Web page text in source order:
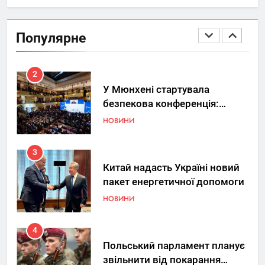
Популярне
вдосконалювати Patriot,
передаючи дані про удари РФ
2
У Мюнхені стартувала
безпекова конференція:
Україна знову у фокусі світу
НОВИНИ
3
Китай надасть Україні новий
пакет енергетичної допомоги
НОВИНИ
4
Польський парламент планує
звільнити від покарання